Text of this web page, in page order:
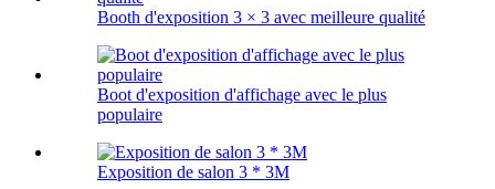
Booth d'exposition 3 × 3 avec meilleure qualité
Boot d'exposition d'affichage avec le plus
populaire
Exposition de salon 3 * 3M